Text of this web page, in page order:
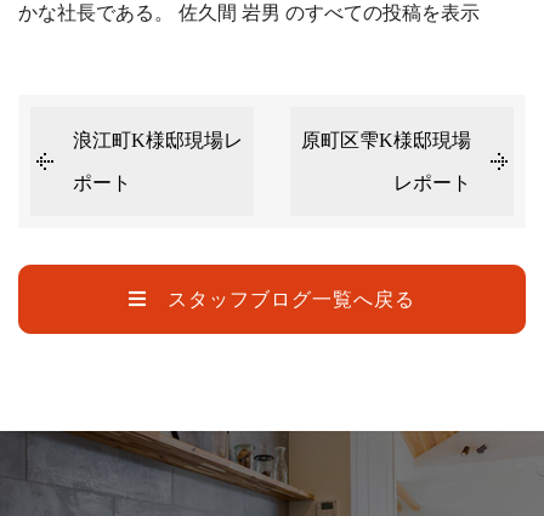
かな社長である。 佐久間 岩男 のすべての投稿を表示
浪江町K様邸現場レ
ポート
原町区雫K様邸現場
レポート
スタッフブログ一覧へ戻る